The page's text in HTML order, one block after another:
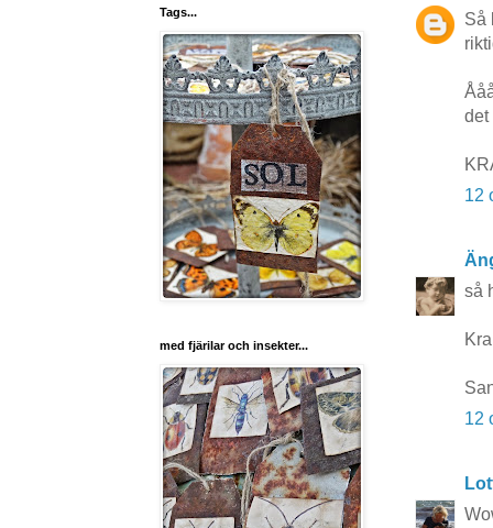
Så
det
12
så
12
Tags...
med fjärilar och insekter...